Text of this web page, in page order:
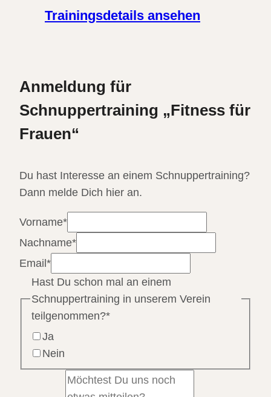
Trainingsdetails ansehen
Anmeldung für
Schnuppertraining „Fitness für
Frauen“
Du hast Interesse an einem Schnuppertraining?
Dann melde Dich hier an.
Vorname*
Nachname*
Email*
Hast Du schon mal an einem
Schnuppertraining in unserem Verein
teilgenommen?*
Ja
Nein